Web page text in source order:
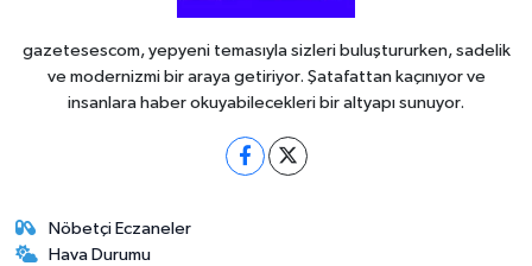
gazetesescom, yepyeni temasıyla sizleri buluştururken, sadelik
ve modernizmi bir araya getiriyor. Şatafattan kaçınıyor ve
insanlara haber okuyabilecekleri bir altyapı sunuyor.
Nöbetçi Eczaneler
Hava Durumu